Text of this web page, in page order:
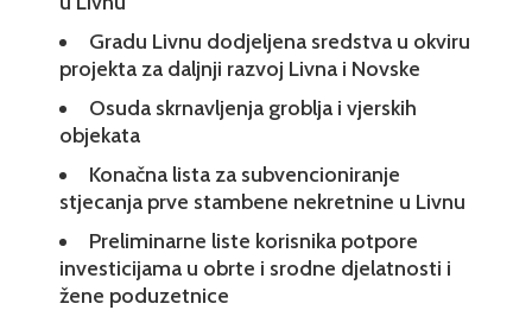
Gradu Livnu dodjeljena sredstva u okviru
projekta za daljnji razvoj Livna i Novske
Osuda skrnavljenja groblja i vjerskih
objekata
Konačna lista za subvencioniranje
stjecanja prve stambene nekretnine u Livnu
Preliminarne liste korisnika potpore
investicijama u obrte i srodne djelatnosti i
žene poduzetnice